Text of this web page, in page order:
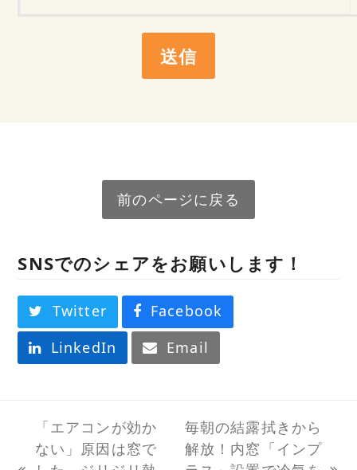
前のページに戻る
SNSでのシェアをお願いします！
Twitter
Facebook
LinkedIn
Email
「エアコンが効か
ない」原因は窓で
毎朝の結露拭きから
解放！内窓「インプ